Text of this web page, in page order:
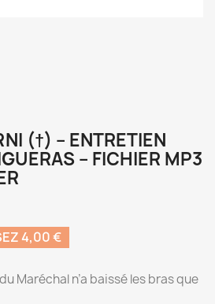
(†) – ENTRETIEN
– FICHIER MP3
4,00 €
Maréchal n’a baissé les bras que